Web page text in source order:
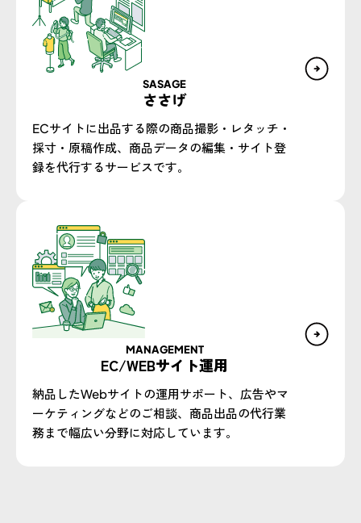
SASAGE
ささげ
ECサイトに出品する際の商品撮影・レタッチ・
採寸・原稿作成、商品データの編集・サイト登
録を代行するサービスです。
MANAGEMENT
EC/WEBサイト運用
納品したWebサイトの運用サポート、広告やマ
ーケティングなどのご相談、商品出品の代行業
務まで幅広い分野に対応しています。